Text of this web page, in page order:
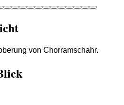
von Chorramschahr.